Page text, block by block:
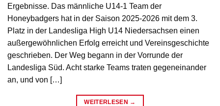
Ergebnisse. Das männliche U14-1 Team der
Honeybadgers hat in der Saison 2025-2026 mit dem 3.
Platz in der Landesliga High U14 Niedersachsen einen
außergewöhnlichen Erfolg erreicht und Vereinsgeschichte
geschrieben. Der Weg begann in der Vorrunde der
Landesliga Süd. Acht starke Teams traten gegeneinander
an, und von […]
WEITERLESEN →